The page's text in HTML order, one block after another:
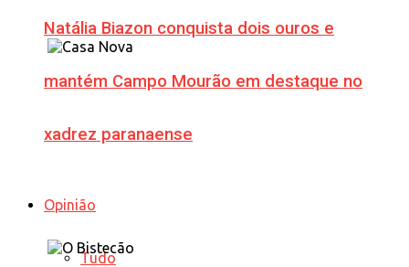
Natália Biazon conquista dois ouros e
mantém Campo Mourão em destaque no
xadrez paranaense
Opinião
Tudo